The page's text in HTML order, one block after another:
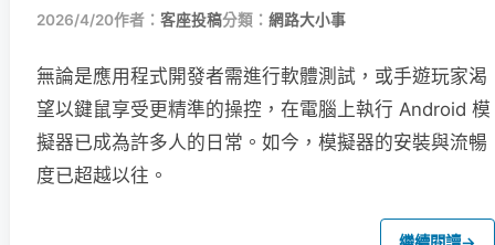
2026/4/20作者： 客座投稿分類： 網路大小事
無論是應用程式開發者需進行軟體測試，或手遊玩家渴
望以鍵鼠享受更精準的操控，在電腦上執行 Android 模
擬器已成為許多人的日常。如今，模擬器的安裝與流暢
度已超越以往。